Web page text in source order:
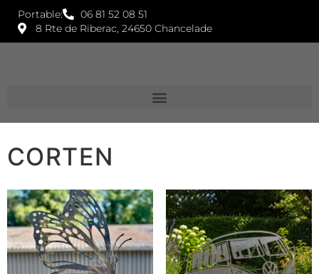
Portable:
06 81 52 08 51
8 Rte de Riberac, 24650 Chancelade
CORTEN